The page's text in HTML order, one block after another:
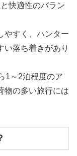
快適性のバラン
やすく、ハンター
い落ち着きがあり
1～2泊程度のア
物の多い旅行には